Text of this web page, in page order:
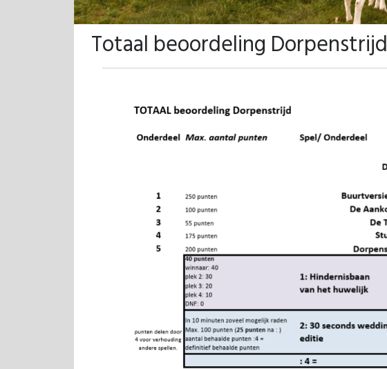
Totaal beoordeling Dorpenstrijd